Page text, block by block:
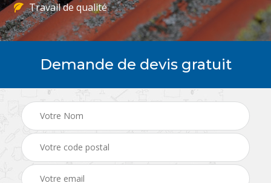
Travail de qualité
Demande de devis gratuit